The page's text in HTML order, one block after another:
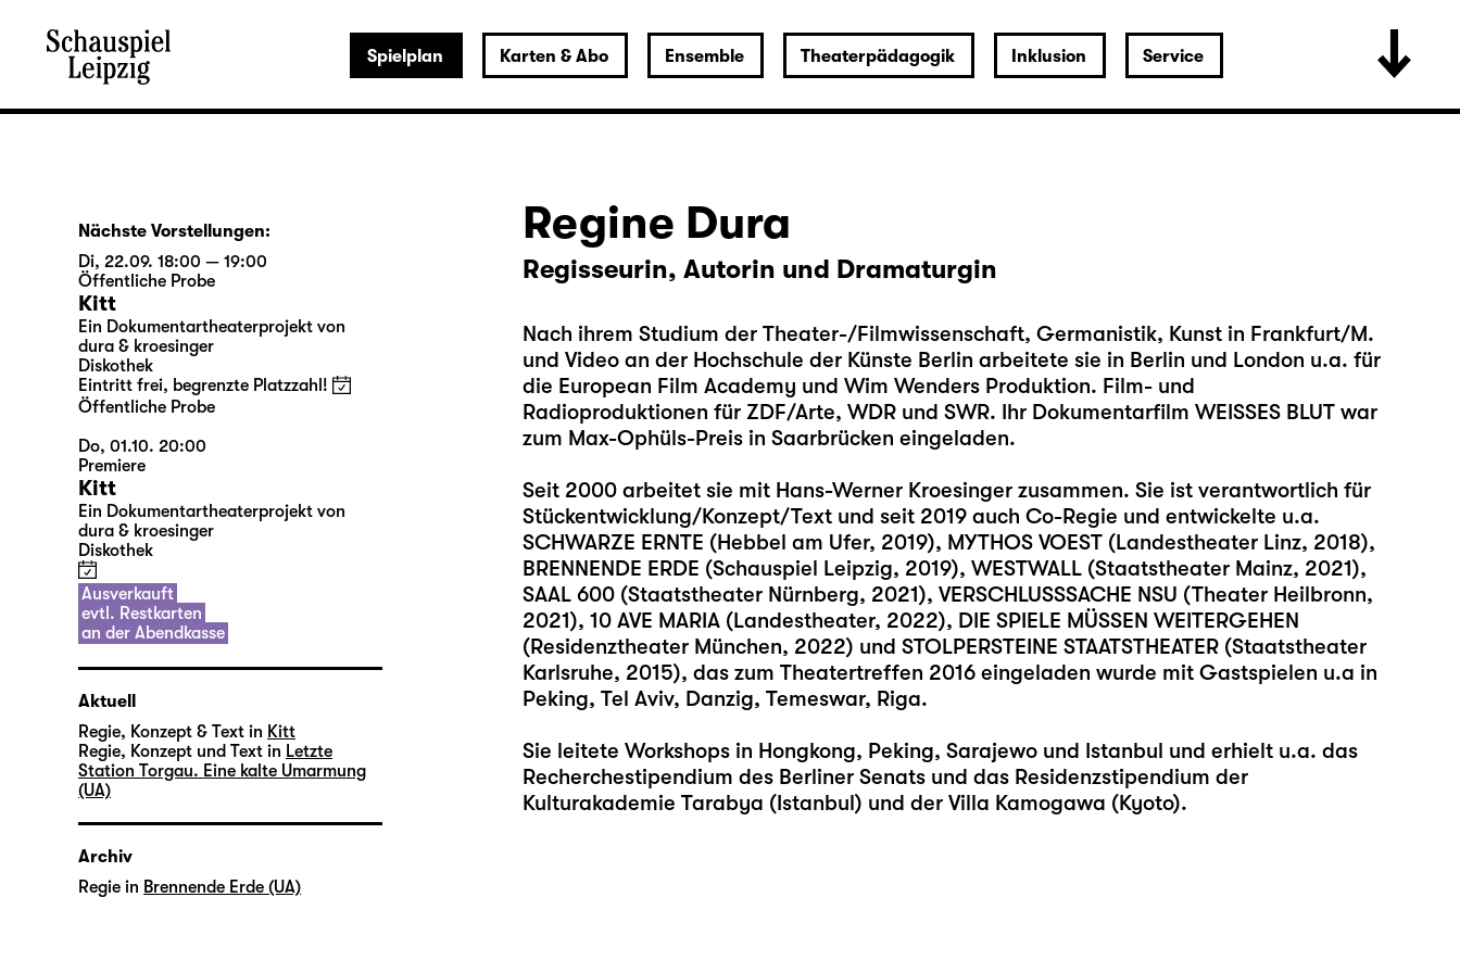
Spielplan Karten & Abo Ensemble Theaterpädagogik Inklusion Service
Regine Dura
Regisseurin, Autorin und Dramaturgin
Nach ihrem Studium der Theater-/Filmwissenschaft, Germanistik, Kunst in Frankfurt/M.
und Video an der Hochschule der Künste Berlin arbeitete sie in Berlin und London u.a. für
die European Film Academy und Wim Wenders Produktion. Film- und
Radioproduktionen für ZDF/Arte, WDR und SWR. Ihr Dokumentarfilm WEISSES BLUT war
zum Max-Ophüls-Preis in Saarbrücken eingeladen.
Seit 2000 arbeitet sie mit Hans-Werner Kroesinger zusammen. Sie ist verantwortlich für
Stückentwicklung/Konzept/Text und seit 2019 auch Co-Regie und entwickelte u.a.
SCHWARZE ERNTE (Hebbel am Ufer, 2019), MYTHOS VOEST (Landestheater Linz, 2018),
BRENNENDE ERDE (Schauspiel Leipzig, 2019), WESTWALL (Staatstheater Mainz, 2021),
SAAL 600 (Staatstheater Nürnberg, 2021), VERSCHLUSSSACHE NSU (Theater Heilbronn,
2021), 10 AVE MARIA (Landestheater, 2022), DIE SPIELE MÜSSEN WEITERGEHEN
(Residenztheater München, 2022) und STOLPERSTEINE STAATSTHEATER (Staatstheater
Karlsruhe, 2015), das zum Theatertreffen 2016 eingeladen wurde mit Gastspielen u.a in
Peking, Tel Aviv, Danzig, Temeswar, Riga.
Sie leitete Workshops in Hongkong, Peking, Sarajewo und Istanbul und erhielt u.a. das
Recherchestipendium des Berliner Senats und das Residenzstipendium der
Kulturakademie Tarabya (Istanbul) und der Villa Kamogawa (Kyoto).
Nächste Vorstellungen:
Di, 22.09. 18:00 — 19:00
Öffentliche Probe
Kitt
Ein Dokumentartheaterprojekt von
dura & kroesinger
Diskothek
Eintritt frei, begrenzte Platzzahl!
Öffentliche Probe
Do, 01.10. 20:00
Premiere
Kitt
Ein Dokumentartheaterprojekt von
dura & kroesinger
Diskothek
Ausverkauft
evtl. Restkarten
an der Abendkasse
Aktuell
Regie, Konzept & Text in Kitt
Regie, Konzept und Text in Letzte
Station Torgau. Eine kalte Umarmung
(UA)
Archiv
Regie in Brennende Erde (UA)